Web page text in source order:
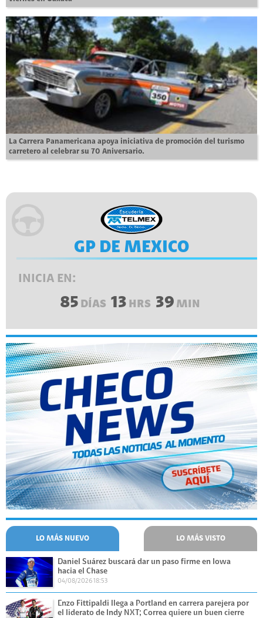
La Carrera Panamericana apoya iniciativa de promoción del turismo
carretero al celebrar su 70 Aniversario.
GP DE MEXICO
INICIA EN:
85 DÍAS 13 HRS 39 MIN
LO MÁS NUEVO LO MÁS VISTO
Daniel Suárez buscará dar un paso firme en Iowa
hacia el Chase
04/08/2026 18:53
Enzo Fittipaldi llega a Portland en carrera parejera por
el liderato de Indy NXT; Correa quiere un buen cierre